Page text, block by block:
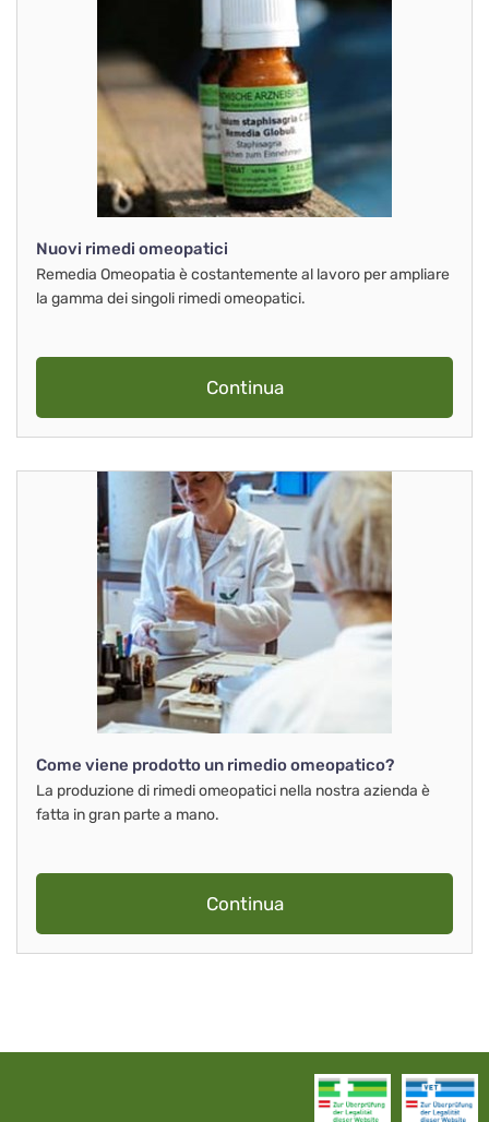
Nuovi rimedi omeopatici
Remedia Omeopatia è costantemente al lavoro per ampliare
la gamma dei singoli rimedi omeopatici.
Continua
Come viene prodotto un rimedio omeopatico?
La produzione di rimedi omeopatici nella nostra azienda è
fatta in gran parte a mano.
Continua